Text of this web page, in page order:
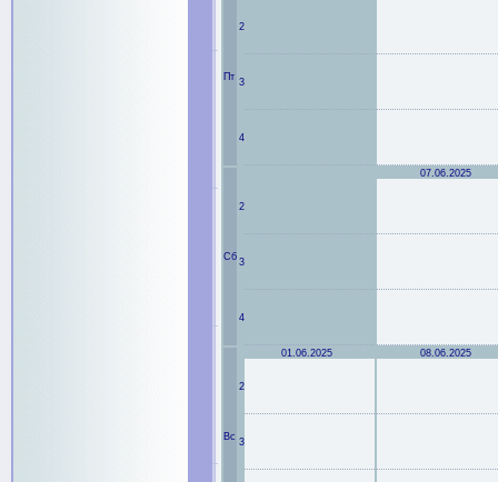
Пт
2
3
4
Сб
2
3
4
07.06.2025
Вс
01.06.2025
2
3
08.06.2025